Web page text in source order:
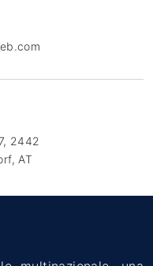
2442
AT